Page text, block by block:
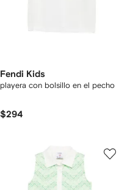
Fendi Kids
playera con bolsillo en el pecho
$294